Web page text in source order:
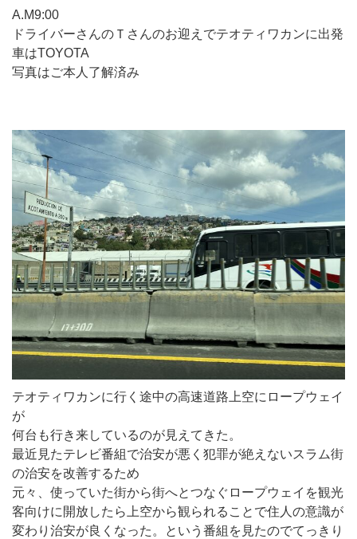
A.M9:00
ドライバーさんのＴさんのお迎えでテオティワカンに出発
車はTOYOTA
写真はご本人了解済み
テオティワカンに行く途中の高速道路上空にロープウェイ
が
何台も行き来しているのが見えてきた。
最近見たテレビ番組で治安が悪く犯罪が絶えないスラム街
の治安を改善するため
元々、使っていた街から街へとつなぐロープウェイを観光
客向けに開放したら上空から観られることで住人の意識が
変わり治安が良くなった。という番組を見たのでてっきり